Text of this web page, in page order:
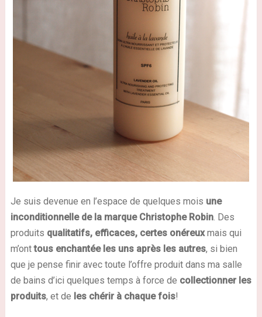
Je suis devenue en l’espace de quelques mois une
inconditionnelle de la marque Christophe Robin. Des
produits qualitatifs, efficaces, certes onéreuxmais qui
m’onttous enchantée les uns après les autres, si bien
que je pense finir avec toute l’offre produit dans ma salle
de bains d’ici quelques temps à force de collectionner les
produits, et de les chérir à chaque fois!